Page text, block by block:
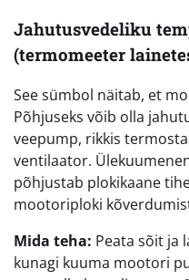
Jahutusvedeliku
(termomeeter
See sümbol näitab, et
Põhjuseks võib olla
veepump, rikkis
ventilaator.
põhjustab plokikaane
mootoriploki
Mida teha: Peata sõit ja
kunagi kuuma mootori